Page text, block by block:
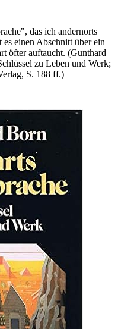
das ich andernorts
einen Abschnitt über ein
öfter auftaucht. (Gunthard
zu Leben und Werk;
S. 188 ff.)